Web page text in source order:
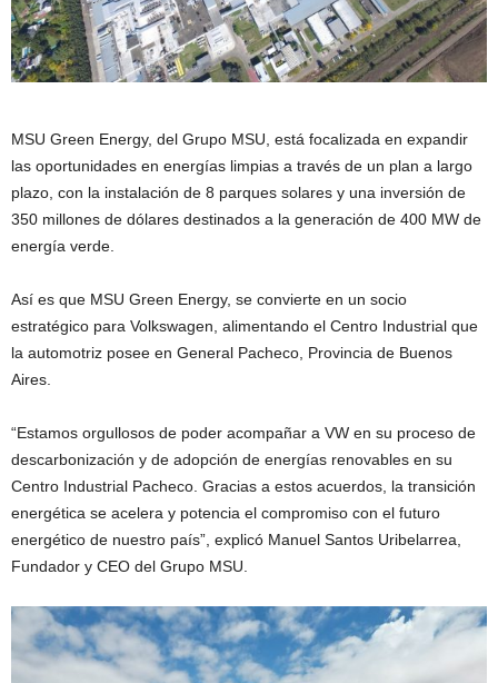
MSU Green Energy, del Grupo MSU, está focalizada en expandir
las oportunidades en energías limpias a través de un plan a largo
plazo, con la instalación de 8 parques solares y una inversión de
350 millones de dólares destinados a la generación de 400 MW de
energía verde.
Así es que MSU Green Energy, se convierte en un socio
estratégico para Volkswagen, alimentando el Centro Industrial que
la automotriz posee en General Pacheco, Provincia de Buenos
Aires.
“Estamos orgullosos de poder acompañar a VW en su proceso de
descarbonización y de adopción de energías renovables en su
Centro Industrial Pacheco. Gracias a estos acuerdos, la transición
energética se acelera y potencia el compromiso con el futuro
energético de nuestro país”, explicó Manuel Santos Uribelarrea,
Fundador y CEO del Grupo MSU.